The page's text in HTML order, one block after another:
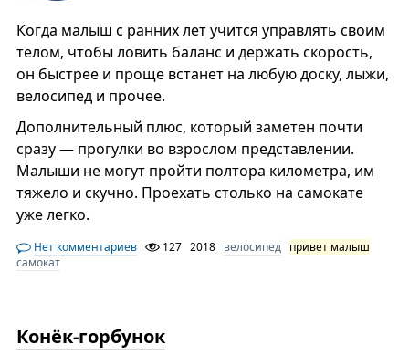
Когда малыш с ранних лет учится управлять своим
телом, чтобы ловить баланс и держать скорость,
он быстрее и проще встанет на любую доску, лыжи,
велосипед и прочее.
Дополнительный плюс, который заметен почти
сразу — прогулки во взрослом представлении.
Малыши не могут пройти полтора километра, им
тяжело и скучно. Проехать столько на самокате
уже легко.
Нет комментариев 127 2018 велосипед привет малыш
самокат
Конёк-горбунок